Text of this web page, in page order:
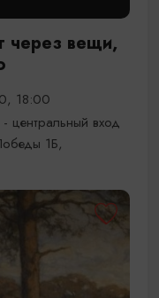
через вещи,
18:00
центральный вход
1Б,